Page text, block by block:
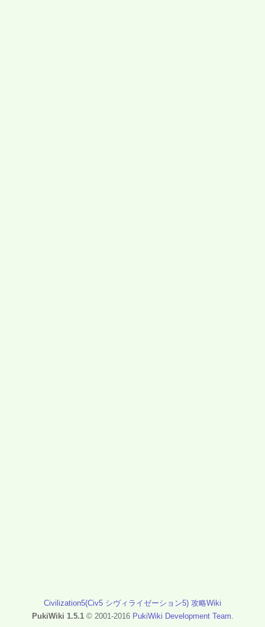
Civilization5(Civ5 シヴィライゼーション5) 攻略Wiki
PukiWiki 1.5.1© 2001-2016 PukiWiki Development Team.